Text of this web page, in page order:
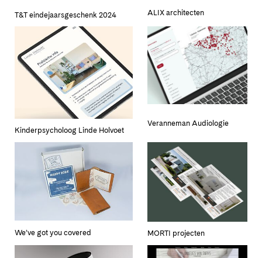
T&T eindejaarsgeschenk 2024 ALIX architecten
Kinderpsycholoog Linde Holvoet
Veranneman Audiologie
We’ve got you covered MORTI projecten